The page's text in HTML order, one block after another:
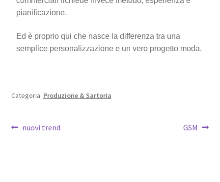
pianificazione.
Ed è proprio qui che nasce la differenza tra una
semplice personalizzazione e un vero progetto moda.
Categoria: Produzione & Sartoria
nuovi trend GSM